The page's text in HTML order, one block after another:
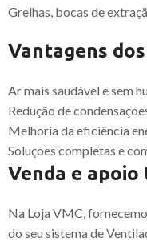
Grelhas, bocas de
Vantagens
Ar mais saudável e sem
Redução de
Melhoria da eficiência
Soluções completas e
Venda e apoio
Na Loja VMC,
do seu sistema de